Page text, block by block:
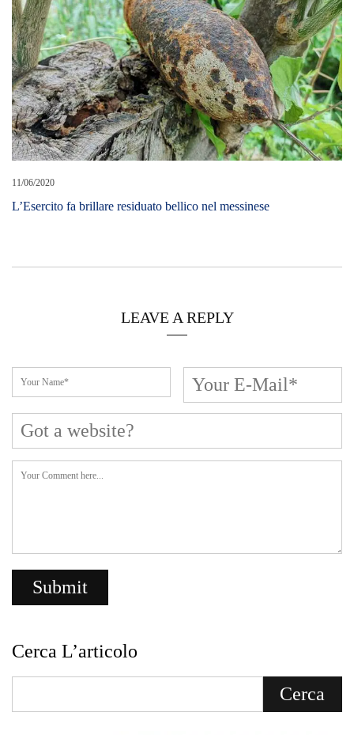
11/06/2020
L’Esercito fa brillare residuato bellico nel messinese
LEAVE A REPLY
Cerca L’articolo